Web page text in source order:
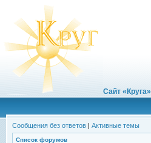
Сайт «Круга»
Сообщения без ответов | Активные темы
Список форумов